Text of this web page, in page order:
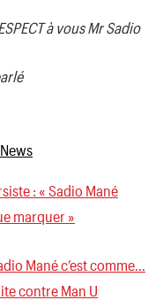
à vous Mr Sadio
: « Sadio Mané
marquer »
Mané c’est comme…
contre Man U